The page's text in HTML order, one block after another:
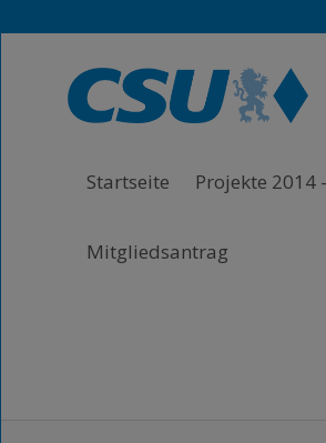
Zur Hauptnavigation springen
Zum Hauptinhalt springen
Zum Footer springen
Startseite Projekte 2014
Mitgliedsantrag